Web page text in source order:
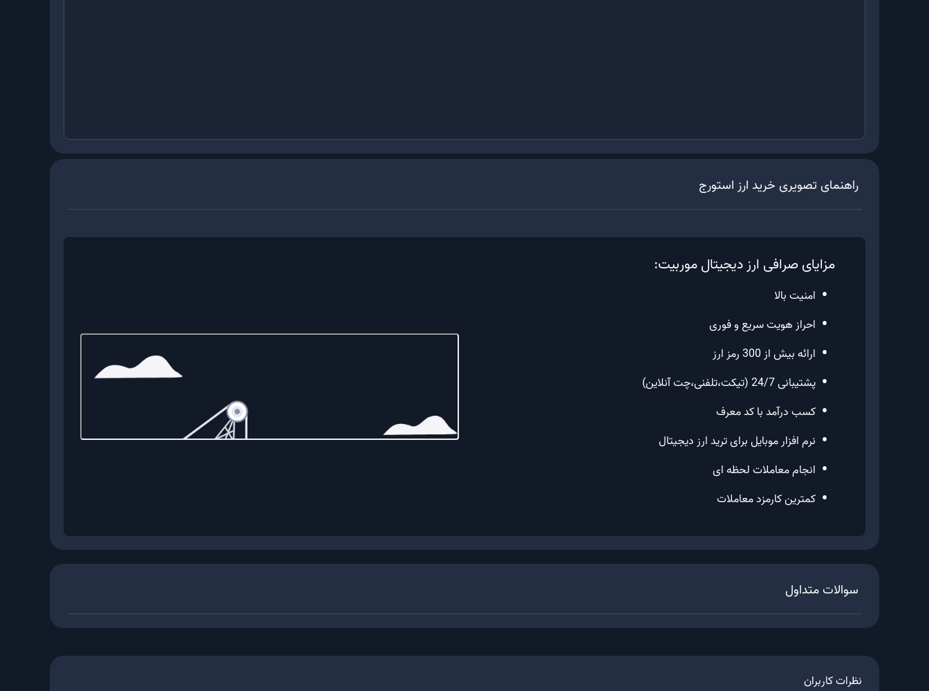
راهنمای تصویری خرید ارز استورج
مزایای صرافی ارز دیجیتال موربیت:
• امنیت بالا
• احراز هویت سریع و فوری
• ارائه بیش از 300 رمز ارز
• پشتیبانی 24/7 (تیکت،تلفنی،چت آنلاین)
• کسب درآمد با کد معرف
• نرم افزار موبایل برای ترید ارز دیجیتال
• انجام معاملات لحظه ای
• کمترین کارمزد معاملات
سوالات متداول
نظرات کاربران